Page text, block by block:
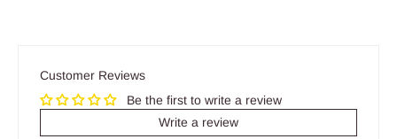
Customer Reviews
Be the first to write a review
Write a review